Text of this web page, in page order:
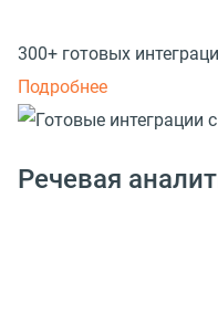
300+ готовых
Подробнее
Речевая